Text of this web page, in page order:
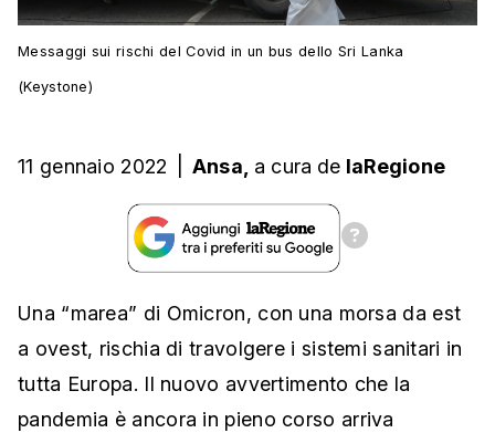
Messaggi sui rischi del Covid in un bus dello Sri Lanka
(Keystone)
11 gennaio 2022 Ansa, a cura de laRegione
Una “marea” di Omicron, con una morsa da est
a ovest, rischia di travolgere i sistemi sanitari in
tutta Europa. Il nuovo avvertimento che la
pandemia è ancora in pieno corso arriva